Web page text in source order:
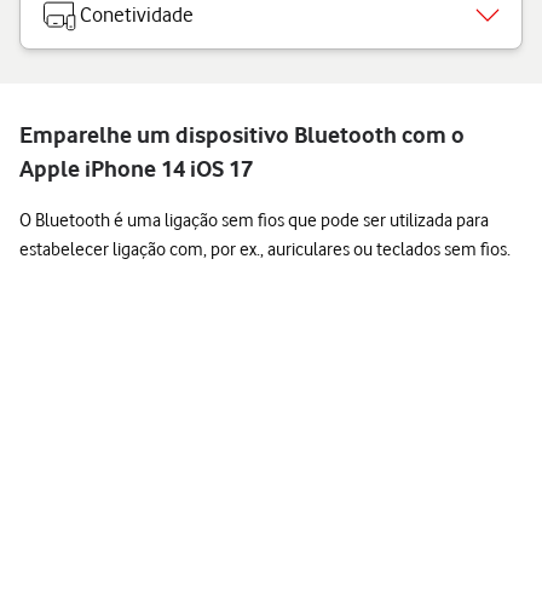
Conetividade
Emparelhe um dispositivo Bluetooth com o
Apple iPhone 14 iOS 17
O Bluetooth é uma ligação sem fios que pode ser utilizada para
estabelecer ligação com, por ex., auriculares ou teclados sem fios.